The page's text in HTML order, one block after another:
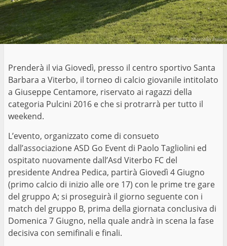
Prenderà il via Giovedì, presso il centro sportivo Santa
Barbara a Viterbo, il torneo di calcio giovanile intitolato
a Giuseppe Centamore, riservato ai ragazzi della
categoria Pulcini 2016 e che si protrarrà per tutto il
weekend.
L’evento, organizzato come di consueto
dall’associazione ASD Go Event di Paolo Tagliolini ed
ospitato nuovamente dall’Asd Viterbo FC del
presidente Andrea Pedica, partirà Giovedì 4 Giugno
(primo calcio di inizio alle ore 17) con le prime tre gare
del gruppo A; si proseguirà il giorno seguente con i
match del gruppo B, prima della giornata conclusiva di
Domenica 7 Giugno, nella quale andrà in scena la fase
decisiva con semifinali e finali.